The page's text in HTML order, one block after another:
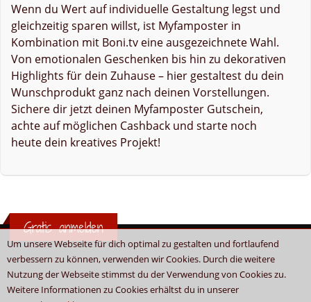
Um unsere Webseite für dich optimal zu gestalten und fortlaufend
verbessern zu können, verwenden wir Cookies. Durch die weitere
Nutzung der Webseite stimmst du der Verwendung von Cookies zu.
Weitere Informationen zu Cookies erhältst du in unserer
Wenn du Wert auf individuelle Gestaltung legst und
gleichzeitig sparen willst, ist Myfamposter in
Kombination mit Boni.tv eine ausgezeichnete Wahl.
Von emotionalen Geschenken bis hin zu dekorativen
Highlights für dein Zuhause – hier gestaltest du dein
Wunschprodukt ganz nach deinen Vorstellungen.
Sichere dir jetzt deinen Myfamposter Gutschein,
achte auf möglichen Cashback und starte noch
heute dein kreatives Projekt!
Gratis anmelden